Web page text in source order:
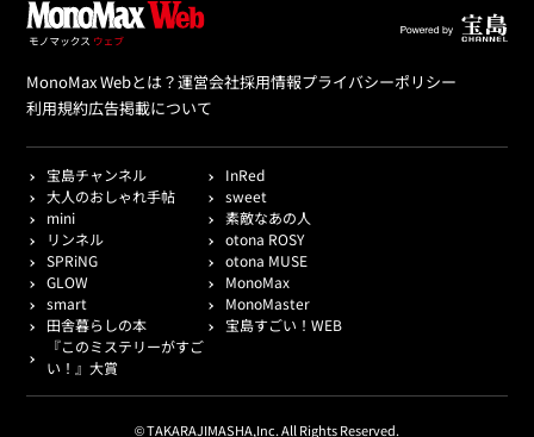
MonoMax Webとは？運営会社採用情報プライバシーポリシー
利用規約広告掲載について
宝島チャンネル
InRed
大人のおしゃれ手帖
sweet
mini
素敵なあの人
リンネル
otona ROSY
SPRiNG
otona MUSE
GLOW
MonoMax
smart
MonoMaster
田舎暮らしの本
宝島すごい！WEB
『このミステリーがすご
い！』大賞
© TAKARAJIMASHA,Inc. All Rights Reserved.